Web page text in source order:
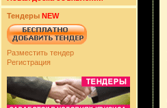
Тендеры NEW
Разместить тендер
Регистрация